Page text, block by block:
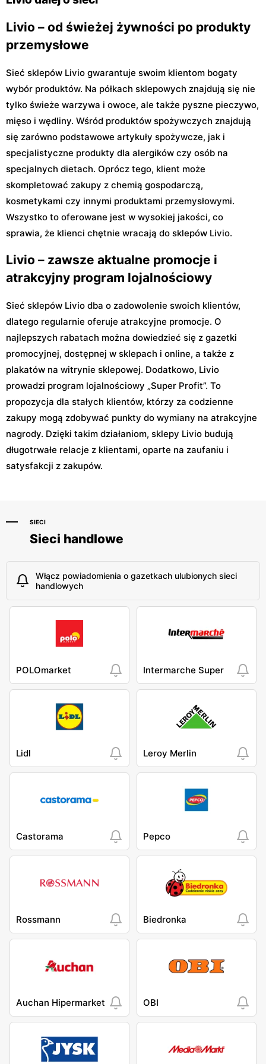
Livio – od świeżej żywności po produkty
przemysłowe
Sieć sklepów Livio gwarantuje swoim klientom bogaty
wybór produktów. Na półkach sklepowych znajdują się nie
tylko świeże warzywa i owoce, ale także pyszne pieczywo,
mięso i wędliny. Wśród produktów spożywczych znajdują
się zarówno podstawowe artykuły spożywcze, jak i
specjalistyczne produkty dla alergików czy osób na
specjalnych dietach. Oprócz tego, klient może
skompletować zakupy z chemią gospodarczą,
kosmetykami czy innymi produktami przemysłowymi.
Wszystko to oferowane jest w wysokiej jakości, co
sprawia, że klienci chętnie wracają do sklepów Livio.
Livio – zawsze aktualne promocje i
atrakcyjny program lojalnościowy
Sieć sklepów Livio dba o zadowolenie swoich klientów,
dlatego regularnie oferuje atrakcyjne promocje. O
najlepszych rabatach można dowiedzieć się z gazetki
promocyjnej, dostępnej w sklepach i online, a także z
plakatów na witrynie sklepowej. Dodatkowo, Livio
prowadzi program lojalnościowy „Super Profit”. To
propozycja dla stałych klientów, którzy za codzienne
zakupy mogą zdobywać punkty do wymiany na atrakcyjne
nagrody. Dzięki takim działaniom, sklepy Livio budują
długotrwałe relacje z klientami, oparte na zaufaniu i
satysfakcji z zakupów.
SIECI
Sieci handlowe
Włącz powiadomienia o gazetkach ulubionych sieci
handlowych
POLOmarket Intermarche Super
Lidl Leroy Merlin
Castorama Pepco
Rossmann Biedronka
Auchan Hipermarket OBI